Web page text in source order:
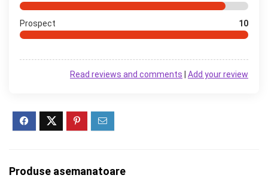
Prospect 10
Add your review
Read reviews and comments
Produse asemanatoare